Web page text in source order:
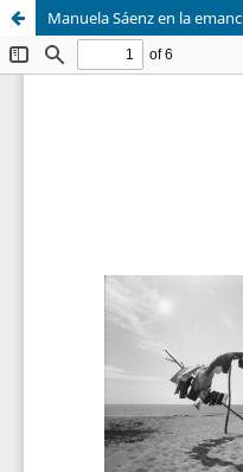
Manuela Sáenz en la